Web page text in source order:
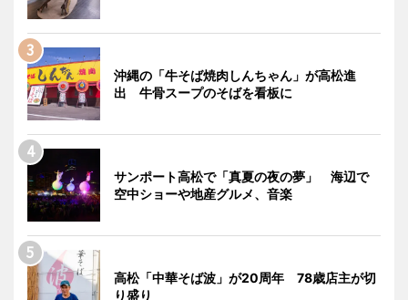
沖縄の「牛そば焼肉しんちゃん」が高松進
出 牛骨スープのそばを看板に
サンポート高松で「真夏の夜の夢」 海辺で
空中ショーや地産グルメ、音楽
高松「中華そば波」が20周年 78歳店主が切
り盛り